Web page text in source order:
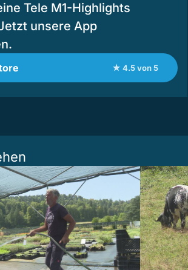
Tele M1-Highlights
unsere App
★ 4.5 von 5